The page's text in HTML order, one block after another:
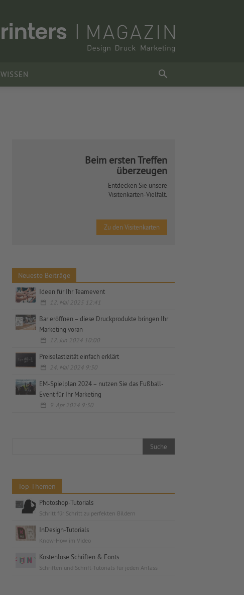
WISSEN
Beim ersten Treffen
überzeugen
Entdecken Sie unsere
Visitenkarten-Vielfalt.
Zu den Visitenkarten
Neueste Beiträge
Ideen für Ihr Teamevent
12. Mai 2025 12:41
Bar eröffnen – diese Druckprodukte bringen Ihr
Marketing voran
12. Jun 2024 10:00
Preiselastizität einfach erklärt
24. Mai 2024 9:30
EM-Spielplan 2024 – nutzen Sie das Fußball-
Event für Ihr Marketing
9. Apr 2024 9:30
Top-Themen
Photoshop-Tutorials
Schritt für Schritt zu perfekten Bildern
InDesign-Tutorials
Know-How im Video
Kostenlose Schriften & Fonts
Schriften und Schrift-Tutorials für jeden Anlass